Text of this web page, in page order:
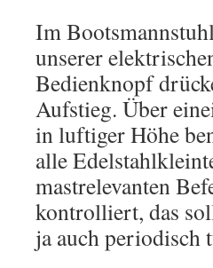
Im
unserer
Bedienknopf
Aufstieg. Über
in luftiger Höhe
alle
mastrelevanten
kontrolliert, das
ja auch periodisch